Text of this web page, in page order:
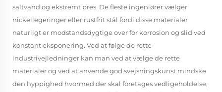
saltvand og ekstremt pres. De fleste ingeniører vælger
nickellegeringer eller rustfrit stål fordi disse materialer
naturligt er modstandsdygtige over for korrosion og slid ved
konstant eksponering. Ved at følge de rette
industrivejledninger kan man ved at vælge de rette
materialer og ved at anvende god svejsningskunst mindske
den hyppighed hvormed der skal foretages vedligeholdelse,